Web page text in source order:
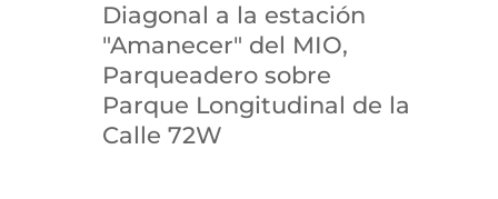
Diagonal a la estación
"Amanecer" del MIO,
Parqueadero sobre
Parque Longitudinal de la
Calle 72W